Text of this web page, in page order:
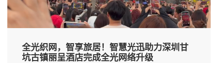
全光织网，智享旅居！智慧光迅助力深圳甘
坑古镇丽呈酒店完成全光网络升级